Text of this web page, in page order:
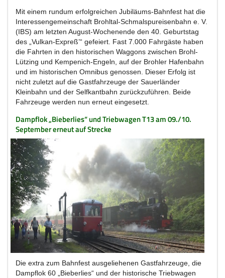
Mit einem rundum erfolgreichen Jubiläums-Bahnfest hat die
Interessengemeinschaft Brohltal-Schmalspureisenbahn e. V.
(IBS) am letzten August-Wochenende den 40. Geburtstag
des „Vulkan-Expreß’“ gefeiert. Fast 7.000 Fahrgäste haben
die Fahrten in den historischen Waggons zwischen Brohl-
Lützing und Kempenich-Engeln, auf der Brohler Hafenbahn
und im historischen Omnibus genossen. Dieser Erfolg ist
nicht zuletzt auf die Gastfahrzeuge der Sauerländer
Kleinbahn und der Selfkantbahn zurückzuführen. Beide
Fahrzeuge werden nun erneut eingesetzt.
Dampflok „Bieberlies“ und Triebwagen T13 am 09./10.
September erneut auf Strecke
Die extra zum Bahnfest ausgeliehenen Gastfahrzeuge, die
Dampflok 60 „Bieberlies“ und der historische Triebwagen